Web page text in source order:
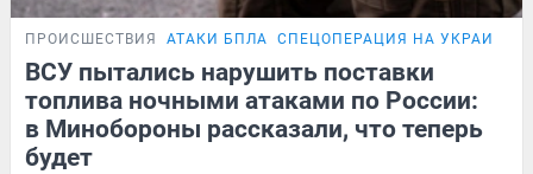
ПРОИСШЕСТВИЯ АТАКИ БПЛА СПЕЦОПЕРАЦИЯ НА УКРАИНЕ
ВСУ пытались нарушить поставки
топлива ночными атаками по России:
в Минобороны рассказали, что теперь
будет